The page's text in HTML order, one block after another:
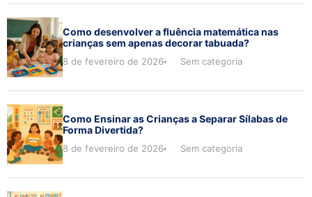
Como desenvolver a fluência matemática nas
crianças sem apenas decorar tabuada?
8 de fevereiro de 2026 Sem categoria
Como Ensinar as Crianças a Separar Sílabas de
Forma Divertida?
8 de fevereiro de 2026 Sem categoria